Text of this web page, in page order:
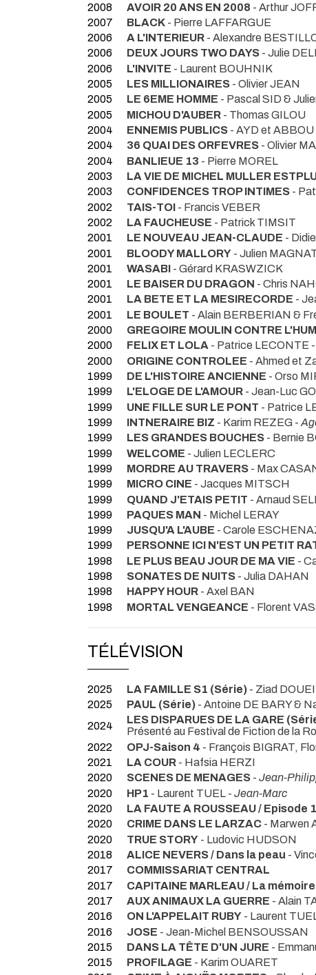
2008
AVOIR 20 ANS EN 2008 - Arthur
2007
BLACK - Pierre LAFFARGUE
2006
A L'INTERIEUR - Alexandre
2006
DEUX JOURS TWO DAYS - Julie
2006
L'INVITE - Laurent BOUHNIK
2005
LES MILLIONAIRES - Olivier JEAN
2005
LE 6EME HOMME - Pascal SID &
2005
MICHOU D'AUBER - Thomas GILOU
2004
ENNEMIS PUBLICS - AYD et ABBOU
2004
36 QUAI DES ORFEVRES - Olivier
2004
BANLIEUE 13 - Pierre MOREL
2003
LA VIE DE MICHEL MULLER
2003
CONFIDENCES TROP INTIMES -
2002
TAIS-TOI - Francis VEBER
2002
LA FAUCHEUSE - Patrick TIMSIT
2001
LE NOUVEAU JEAN-CLAUDE -
2001
BLOODY MALLORY - Julien
2001
WASABI - Gérard KRASWZICK
2001
LE BAISER DU DRAGON - Chris
2001
LA BETE ET LA MESIRECORDE -
2001
LE BOULET - Alain BERBERIAN &
2000
GREGOIRE MOULIN CONTRE
2000
FELIX ET LOLA - Patrice LECONTE -
2000
ORIGINE CONTROLEE - Ahmed et
1999
DE L'HISTOIRE ANCIENNE - Orso
1999
L'ELOGE DE L'AMOUR - Jean-Luc
1999
UNE FILLE SUR LE PONT - Patrice
1999
INTNERAIRE BIZ - Karim REZEG -
1999
LES GRANDES BOUCHES - Bernie
1999
WELCOME - Julien LECLERC
1999
MORDRE AU TRAVERS - Max
1999
MICRO CINE - Jacques MITSCH
1999
QUAND J'ETAIS PETIT - Arnaud
1999
PAQUES MAN - Michel LERAY
1999
JUSQU'A L'AUBE - Carole
1999
PERSONNE ICI N'EST UN PETIT
1998
LE PLUS BEAU JOUR DE MA VIE -
1998
SONATES DE NUITS - Julia DAHAN
1998
HAPPY HOUR - Axel BAN
1998
MORTAL VENGEANCE - Florent
TÉLÉVISION
2025 LA FAMILLE S1 (Série) - Ziad
2025
PAUL (Série) - Antoine DE BARY &
2024
LES DISPARUES DE LA GARE
Présenté au Festival de Fiction de la
2022
OPJ-Saison 4 - François BIGRAT,
2021
LA COUR - Hafsia HERZI
2020
SCENES DE MENAGES - Jean-
2020
HP1 - Laurent TUEL - Jean-Marc
2020
LA FAUTE A ROUSSEAU / Episode 1
2020
CRIME DANS LE LARZAC - Marwen
2020
TRUE STORY - Ludovic HUDSON
2018
ALICE NEVERS / Dans la peau -
2017
COMMISSARIAT CENTRAL
2017
CAPITAINE MARLEAU / La
2017
AUX ANIMAUX LA GUERRE - Alain
2016
ON L'APPELAIT RUBY - Laurent
2016
JOSE - Jean-Michel BENSOUSSAN
2015
DANS LA TÊTE D'UN JURE -
2015
PROFILAGE - Karim OUARET